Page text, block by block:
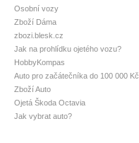
Osobní vozy
Zboží Dáma
zbozi.blesk.cz
Jak na prohlídku ojetého vozu?
HobbyKompas
Auto pro začátečníka do 100 000 Kč
Zboží Auto
Ojetá Škoda Octavia
Jak vybrat auto?